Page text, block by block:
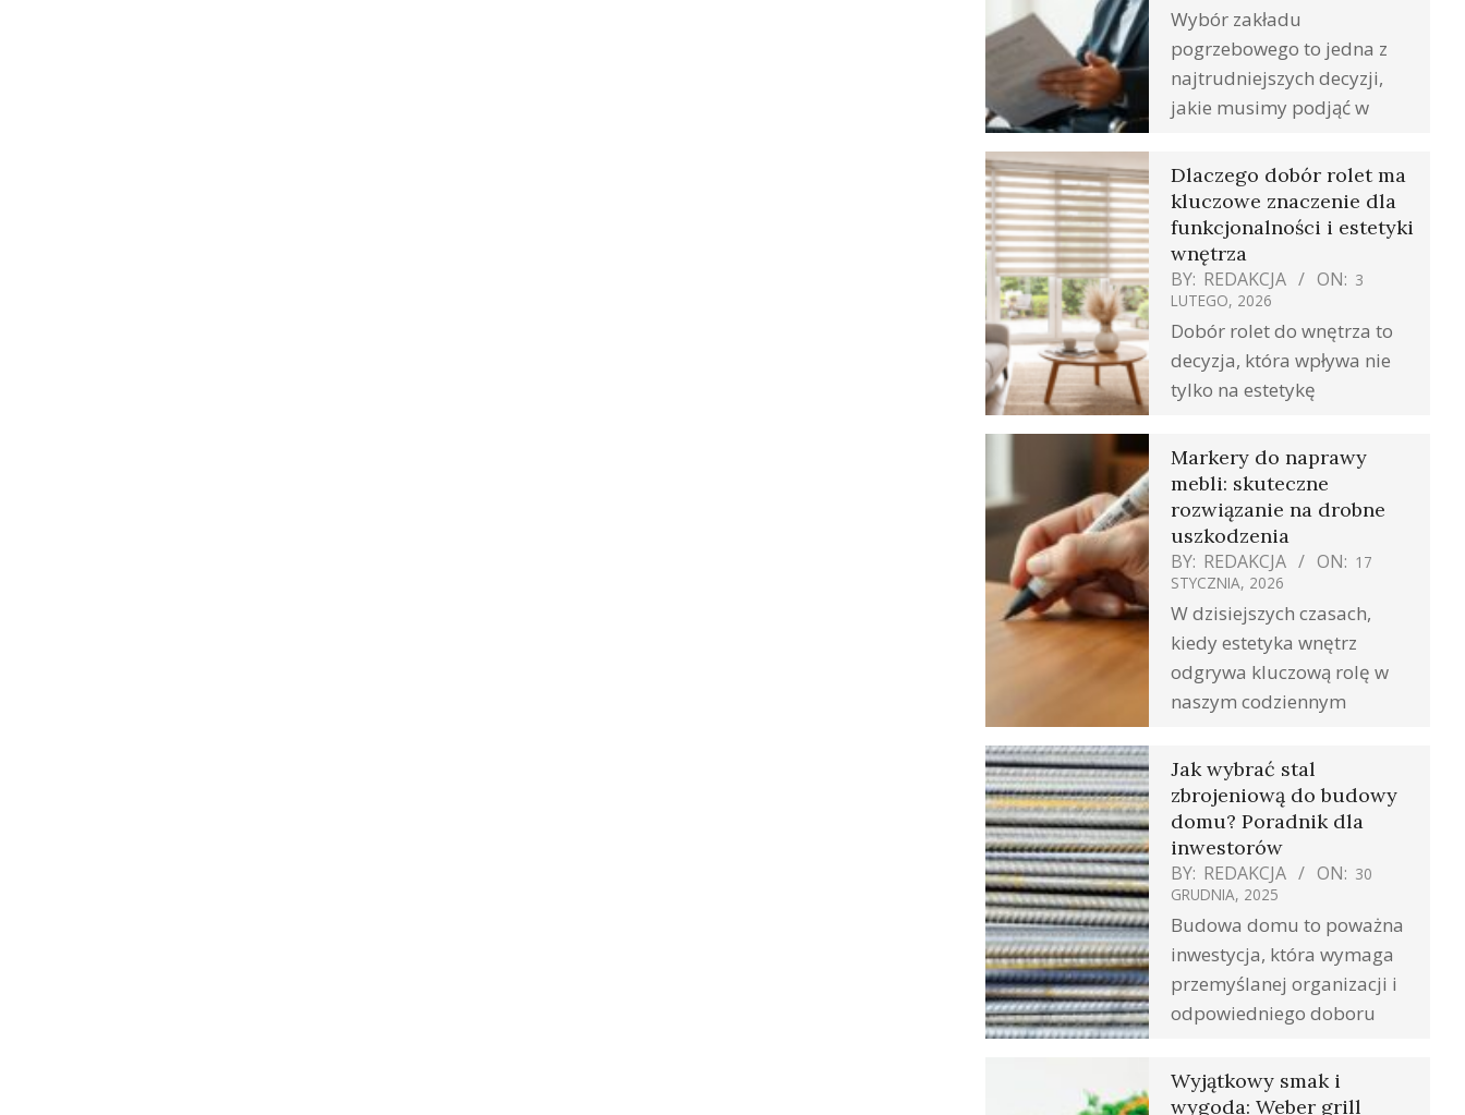
Wybór zakładu
pogrzebowego to jedna z
najtrudniejszych decyzji,
jakie musimy podjąć w
Dlaczego dobór rolet ma
kluczowe znaczenie dla
funkcjonalności i estetyki
wnętrza
BY: REDAKCJA ON: 3
LUTEGO, 2026
Dobór rolet do wnętrza to
decyzja, która wpływa nie
tylko na estetykę
Markery do naprawy
mebli: skuteczne
rozwiązanie na drobne
uszkodzenia
BY: REDAKCJA ON: 17
STYCZNIA, 2026
W dzisiejszych czasach,
kiedy estetyka wnętrz
odgrywa kluczową rolę w
naszym codziennym
Jak wybrać stal
zbrojeniową do budowy
domu? Poradnik dla
inwestorów
BY: REDAKCJA ON: 30
GRUDNIA, 2025
Budowa domu to poważna
inwestycja, która wymaga
przemyślanej organizacji i
odpowiedniego doboru
Wyjątkowy smak i
wygoda: Weber grill